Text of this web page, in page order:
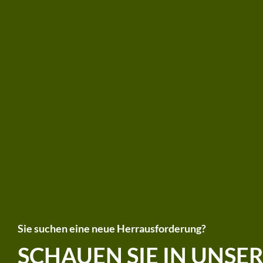
Sie suchen eine neue Herrausforderung?
SCHAUEN SIE IN